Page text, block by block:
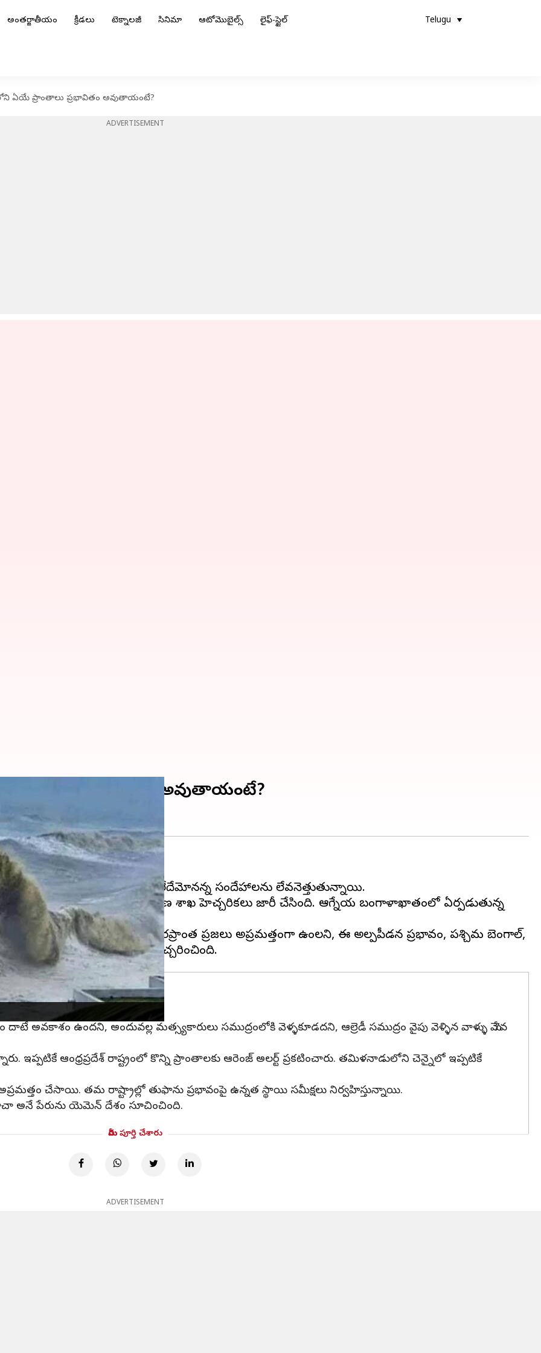
అంతర్జాతీయం క్రీడలు టెక్నాలజీ సినిమా ఆటోమొబైల్స్ లైఫ్-స్టైల్ Telugu
ఏయే ప్రాంతాలు ప్రభావితం అవుతాయంటే?
ADVERTISEMENT
ప్రాంతాలు ప్రభావితం అవుతాయంటే?
ఉంది.
ఈ సంవత్సరం ఎండాకాలం అనేది లేదేమోనన్న సందేహాలను లేవనెత్తుతున్నాయి.
తుఫాను గురించి వాతావరణ శాఖ హెచ్చరికలు జారీ చేసింది. ఆగ్నేయ బంగాళాఖాతంలో ఏర్పడుతున్న
ఉందని, అందువల్ల తీరప్రాంత ప్రజలు అప్రమత్తంగా ఉండాలని, ఈ అల్పపీడన ప్రభావం, పశ్చిమ బెంగాల్,
అవకాశం ఉందని, అందువల్ల మత్స్యకారులు సముద్రంలోకి వెళ్ళకూడదని, ఆల్రెడీ సముద్రం వైపు వెళ్ళిన వాళ్ళు మే 7వ
ఇప్పటికే ఆంధ్రప్రదేశ్ రాష్ట్రంలో కొన్ని ప్రాంతాలకు ఆరెంజ్ అలర్ట్ ప్రకటించారు. తమిళనాడులోని చెన్నైలో ఇప్పటికే
చేసాయి. తమ రాష్ట్రాల్లో తుఫాను ప్రభావంపై ఉన్నత స్థాయి సమీక్షలు నిర్వహిస్తున్నాయి.
అనే పేరును యెమెన్ దేశం సూచించింది.
మీరు పూర్తి చేశారు
ADVERTISEMENT